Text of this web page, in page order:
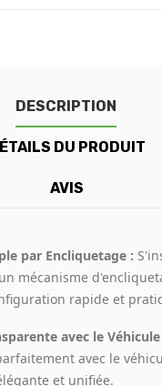
DESCRIPTION
DU PRODUIT
AVIS
par Encliquetage :
mécanisme
rapide et
avec le Véhicule
avec le
et unifiée.